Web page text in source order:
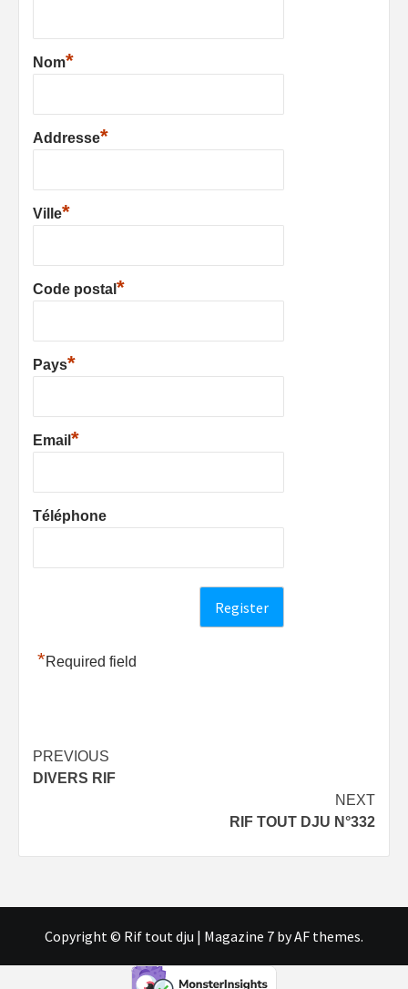
Nom*
Addresse*
Ville*
Code postal *
Pays*
Email *
Téléphone
*Required field
Post
navigation
PREVIOUS
DIVERS RIF
NEXT
RIF TOUT DJU N°332
Copyright © Rif tout dju | Magazine 7 by AF themes.